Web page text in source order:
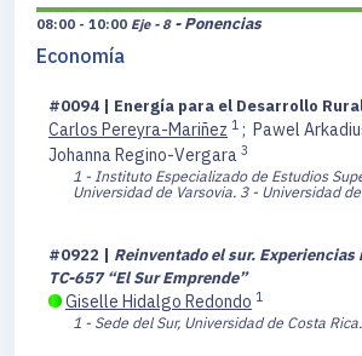
08:00 - 10:00 Eje - 8 - Ponencias
Economía
#0094 | Energía para el Desarrollo
Carlos Pereyra-Mariñez 1 ; Pawel
Johanna Regino-Vergara 3
1 - Instituto Especializado de Estudios
Universidad de Varsovia. 3 - Universidad
#0922 | Reinventado el sur.
TC-657 “El Sur Emprende”
Giselle Hidalgo Redondo 1
1 - Sede del Sur, Universidad de Costa Rica.